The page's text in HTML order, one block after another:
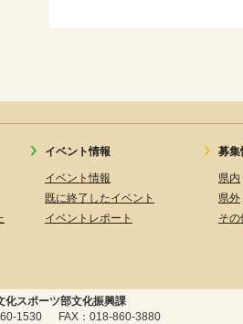
イベント情報
イベント情報
既に終了したイベント
イベントレポート
募集
県内
県外
その
化スポーツ部文化振興課
1530 FAX：018-860-3880